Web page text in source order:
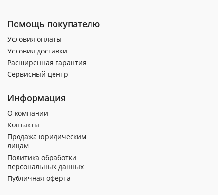
Помощь покупателю
Условия оплаты
Условия доставки
Расширенная гарантия
Сервисный центр
Информация
О компании
Контакты
Продажа юридическим
лицам
Политика обработки
персональных данных
Публичная оферта